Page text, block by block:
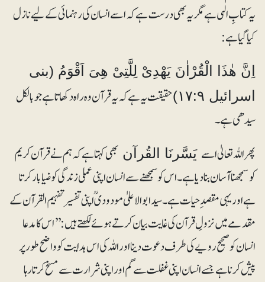
یہ کتابِ الٰہی ہے مگر یہ بھی درست ہے کہ اسے انسان کی رہنمائی کے لیے نازل
کیا گیا ہے:
اِنَّ ھٰذَا الْقُرْاٰنَ یَھْدِیْ لِلَّتِیْ ھِیَ اَقْوَمُ (بنی
اسرائیل ۱۷:۹)
حقیقت یہ ہے کہ یہ قرآن وہ راہ دکھاتا ہے جو بالکل
سیدھی ہے۔
پھر اللہ تعالیٰ اسےیَسَّرنَا القُرآن بھی کہتا ہے کہ ہم نے قرآن کریم
کو سمجھنا آسان بنا دیا ہے۔ اس کو سمجھنے سے انسان اپنی عملی زندگی کو ضیابار کرتا
ہے اور یہی مقصدِ حیات ہے۔ سیدابوالاعلیٰ مودودیؒ اپنی تفسیر تفہیم القرآن کے
مقدمے میں نزولِ قرآن کی غایت بیان کرتے ہوئے لکھتے ہیں: ’’اس کا مدعا
انسان کو صحیح رویے کی طرف دعوت دینا اور اللہ کی اس ہدایت کو واضح طور پر
پیش کرنا ہے جسے انسان اپنی غفلت سے گم اور اپنی شرارت سے مسخ کرتا رہا